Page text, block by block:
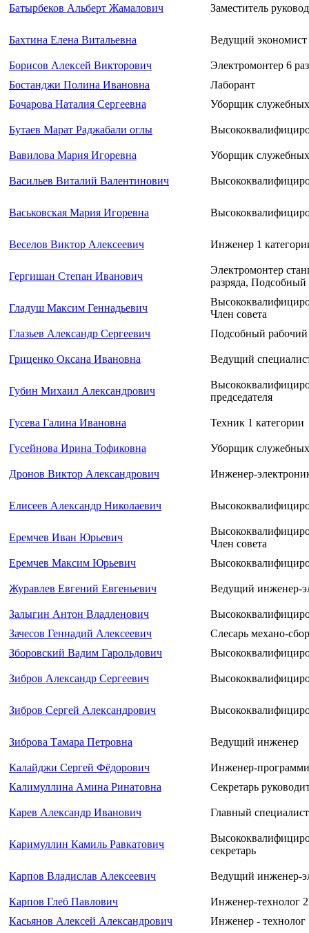
Батырбеков Альберт Жамалович Заместитель
Бахтина Елена Витальевна Ведущий экономист
Борисов Алексей Викторович
Электромонтер 6
Бостанджи Полина Ивановна
Лаборант
Бочарова Наталия Сергеевна
Уборщик
Бутаев Марат Раджабали оглы
Вавилова Мария Игоревна Уборщик
Васильев Виталий Валентинович
Васьковская Мария Игоревна
Веселов Виктор Алексеевич Инженер 1
Гергишан Степан Иванович
Электромонтер
разряда, Подсобный
Гладуш Максим Геннадьевич
Член совета
Глазьев Александр Сергеевич
Подсобный рабочий
Гриценко Оксана Ивановна Ведущий
Губин Михаил Александрович
председателя
Гусева Галина Ивановна Техник 1 категории
Гусейнова Ирина Тофиковна Уборщик
Дронов Виктор Александрович Инженер-
Елисеев Александр Николаевич
Еремчев Иван Юрьевич
Член совета
Еремчев Максим Юрьевич
Журавлев Евгений Евгеньевич Ведущий инженер-
Залыгин Антон Владленович
Зачесов Геннадий Алексеевич
Слесарь механо-
Зборовский Вадим Гарольдович
Зибров Александр Сергеевич
Зибров Сергей Александрович
Зиброва Тамара Петровна Ведущий инженер
Калайджи Сергей Фёдорович
Инженер-
Калимуллина Амина Ринатовна
Секретарь
Карев Александр Иванович Главный специалист
Каримуллин Камиль Равкатович
секретарь
Карпов Владислав Алексеевич Ведущий инженер-
Карпов Глеб Павлович
Инженер-технолог
Касьянов Алексей Александрович
Инженер - технолог